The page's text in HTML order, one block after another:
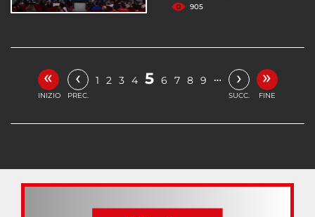
905
«
INIZIO
‹
PREC.
1 2 3 4 5 6 7 8 9 … ›
SUCC.
»
FINE